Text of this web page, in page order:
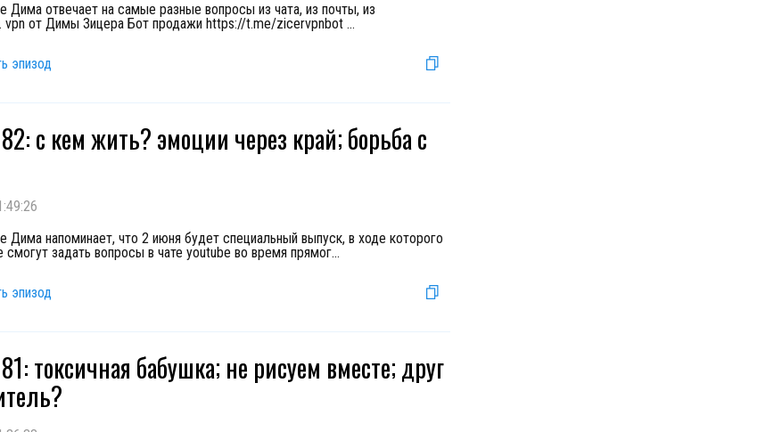
Дима отвечает на самые разные вопросы из чата, из почты, из
vpn от Димы Зицера Бот продажи https://t.me/zicervpnbot ...
эпизод
с кем жить? эмоции через край; борьба с
Дима напоминает, что 2 июня будет специальный выпуск, в ходе которого
задать вопросы в чате youtube во время прямог...
эпизод
токсичная бабушка; не рисуем вместе; друг